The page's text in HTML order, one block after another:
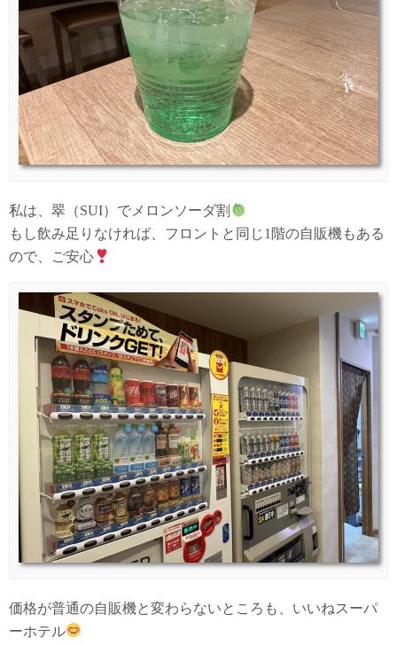
私は、翠（SUI）でメロンソーダ割
もし飲み足りなければ、フロントと同じ1階の自販機もある
ので、ご安心
価格が普通の自販機と変わらないところも、いいねスーパ
ーホテル